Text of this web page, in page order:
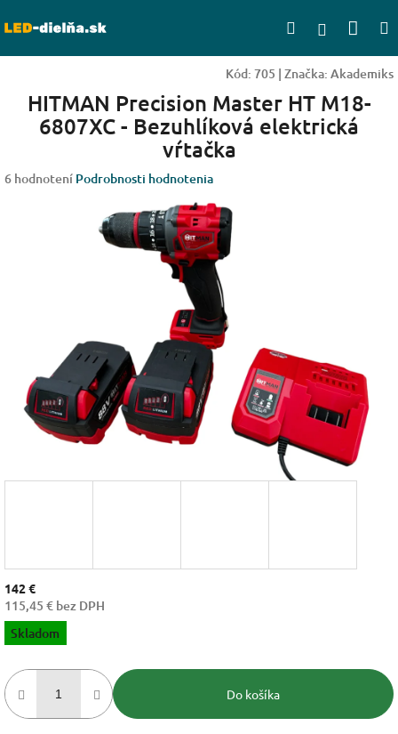
na
Hľadať
Kód: 705 | Značka: Akademiks
HITMAN Precision Master HT M18-
6807XC - Bezuhlíková elektrická
vŕtačka
Priemerné
6 hodnotení Podrobnosti hodnotenia
142 €
115,45 € bez DPH
Jednotková
cena:
Skladom
Do košíka